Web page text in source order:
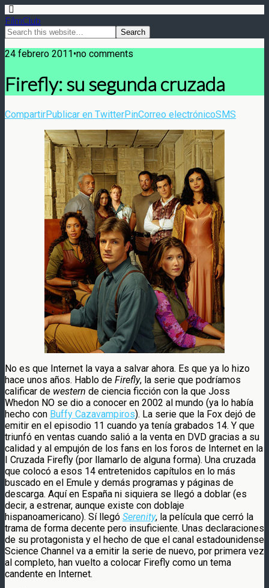
FilmClub
24 febrero 2011•no comments
Firefly: su segunda cruzada
CompartirPublicar en TwitterPinCorreo electrónicoSMS
No es que Internet la vaya a salvar ahora. Es que ya lo hizo
hace unos años. Hablo de Firefly, la serie que podríamos
calificar de western de ciencia ficción con la que Joss
Whedon NO se dio a conocer en 2002 al mundo (ya lo había
hecho con Buffy Cazavampiros). La serie que la Fox dejó de
emitir en el episodio 11 cuando ya tenía grabados 14. Y que
triunfó en ventas cuando salió a la venta en DVD gracias a su
calidad y al empujón de los fans en los foros de Internet en la
I Cruzada Firefly (por llamarlo de alguna forma). Una cruzada
que colocó a esos 14 entretenidos capítulos en lo más
buscado en el Emule y demás programas y páginas de
descarga. Aquí en España ni siquiera se llegó a doblar (es
decir, a estrenar, aunque existe con doblaje
hispanoamericano). Sí llegó Serenity, la película que cerró la
trama de forma decente pero insuficiente. Unas declaraciones
de su protagonista y el hecho de que el canal estadounidense
Science Channel va a emitir la serie de nuevo, por primera vez
al completo, han vuelto a colocar Firefly como un tema
candente en Internet.